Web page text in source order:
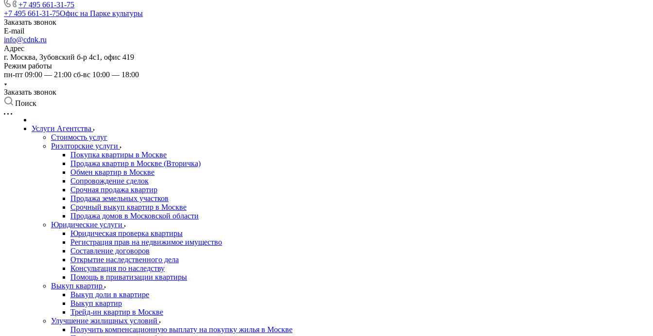
+7 495 661-31-75
+7 495 661-31-75Офис на Парке культуры
Заказать звонок
E-mail
info@cdnk.ru
Адрес
г. Москва, Зубовский б-р 4с1, офис 419
Режим работы
пн-пт 09:00 — 21:00 сб-вс 10:00 — 18:00
Заказать звонок
Поиск
Услуги Агентства
Стоимость услуг
Риэлторские услуги
Покупка квартиры в Москве
Продажа квартир в Москве (Вторичка)
Обмен квартир в Москве
Сопровождение сделок
Срочная продажа квартир
Продажа земельных участков
Срочный выкуп квартир в Москве
Продажа домов в Московской области
Юридические услуги
Юридическая проверка квартиры
Регистрация прав на недвижимое имущество
Составление договоров
Открытие наследственного дела
Консультация по наследству
Помощь в приватизации квартиры
Выкуп квартир
Выкуп доли в квартире
Выкуп квартир
Трейд-ин квартир в Москве
Улучшение жилищных условий
Получить компенсационную выплату на покупку жилья в Москве